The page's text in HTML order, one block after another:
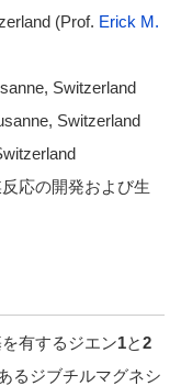
(Prof. Erick M.
Switzerland
Switzerland
応の開発および生
有するジエン1と2
るジブチルマグネシ